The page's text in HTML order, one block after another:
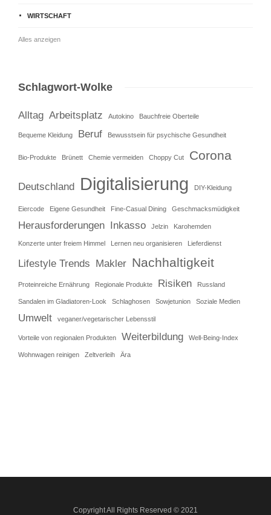
WIRTSCHAFT
Alles anzeigen
Schlagwort-Wolke
Alltag Arbeitsplatz Autokino Bauchfreie Oberteile
Bequeme Kleidung Beruf Bewusstsein für psychische Gesundheit
Bio-Produkte Brünett Chemie vermeiden Choppy Cut Corona
Deutschland Digitalisierung DIY-Kleidung
Eiercode Eigene Gesundheit Fine-Casual Dining Geschmacksmüdigkeit
Herausforderungen Inkasso Jelzin Karohemden
Konzerte unter freiem Himmel Lernen neu organisieren Lieferdienst
Lifestyle Trends Makler Nachhaltigkeit
Proteinreiche Ernährung Regionale Produkte Risiken Russland
Sandalen im Gladiatoren-Look Schlaghosen Sowjetunion Soziale Medien
Umwelt veganer/vegetarischer Lebensstil
Vorteile von regionalen Produkten Weiterbildung Well-Being-Index
Wohnwagen reinigen Zeltverleih Ära
Copyright All Rights Reserved © 2021